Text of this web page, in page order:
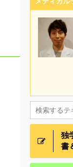
独
書